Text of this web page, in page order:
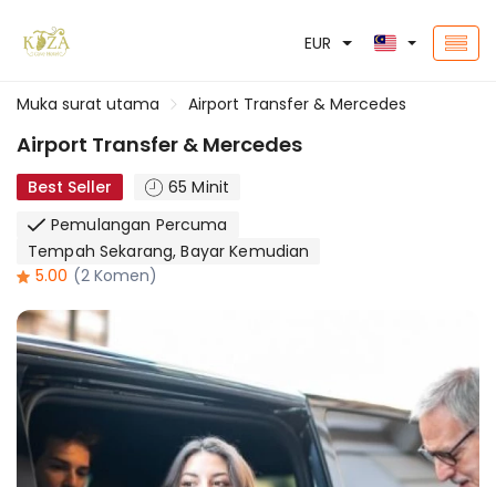
EUR
Muka surat utama Airport Transfer & Mercedes
Airport Transfer & Mercedes
Best Seller
65 Minit
Pemulangan Percuma
Tempah Sekarang, Bayar Kemudian
5.00 (2 Komen)